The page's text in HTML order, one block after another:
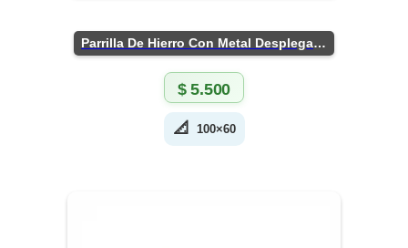
Parrilla De Hierro Con Metal Desplegado
$5.500
📐 100×60